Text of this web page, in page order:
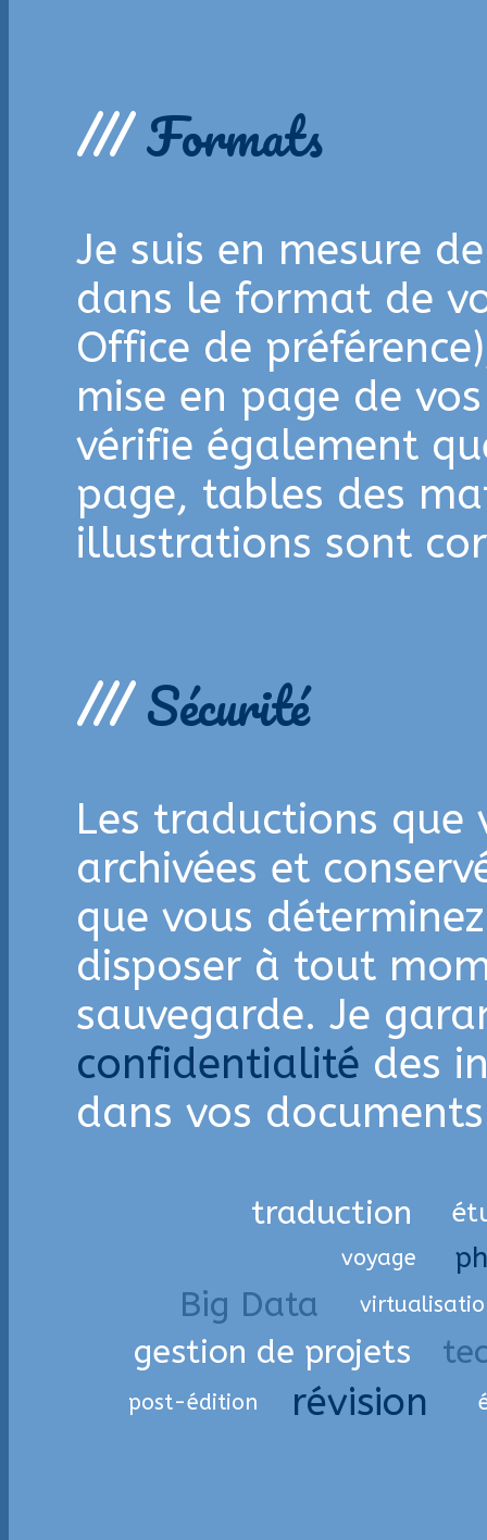
///Formats
Je suis en mesure
dans le format de
Office de
mise en page de
vérifie également
page, tables des
illustrations sont
///Sécurité
Les traductions que
archivées et
que vous
disposer à tout
sauvegarde. Je
confidentialité des
dans vos
traduction
voyage
Big Data
gestion de projets
post-édition révision